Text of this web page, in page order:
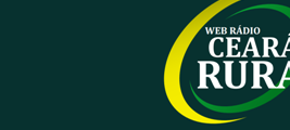
Contato
Sobre